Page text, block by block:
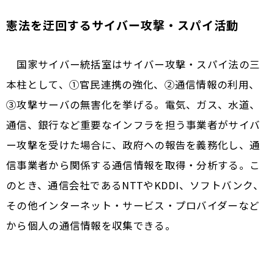
憲法を迂回するサイバー攻撃・スパイ活動
国家サイバー統括室はサイバー攻撃・スパイ法の三
本柱として、①官民連携の強化、②通信情報の利用、
③攻撃サーバの無害化を挙げる。電気、ガス、水道、
通信、銀行など重要なインフラを担う事業者がサイバ
ー攻撃を受けた場合に、政府への報告を義務化し、通
信事業者から関係する通信情報を取得・分析する。こ
のとき、通信会社であるNTTやKDDI、ソフトバンク、
その他インターネット・サービス・プロバイダーなど
から個人の通信情報を収集できる。